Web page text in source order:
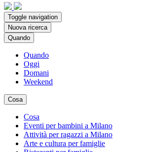
Toggle navigation
Nuova ricerca
Quando
Quando
Oggi
Domani
Weekend
Cosa
Cosa
Eventi per bambini a Milano
Attività per ragazzi a Milano
Arte e cultura per famiglie